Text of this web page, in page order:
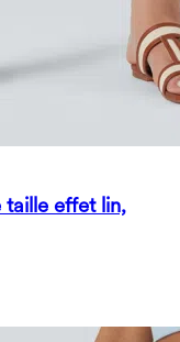
taille effet lin,